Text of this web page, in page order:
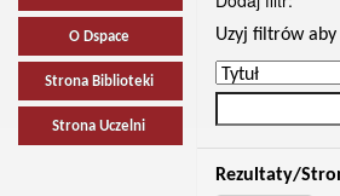
O Dspace
Strona Biblioteki
Strona Uczelni
Uzyj filtrów aby
Rezultaty/